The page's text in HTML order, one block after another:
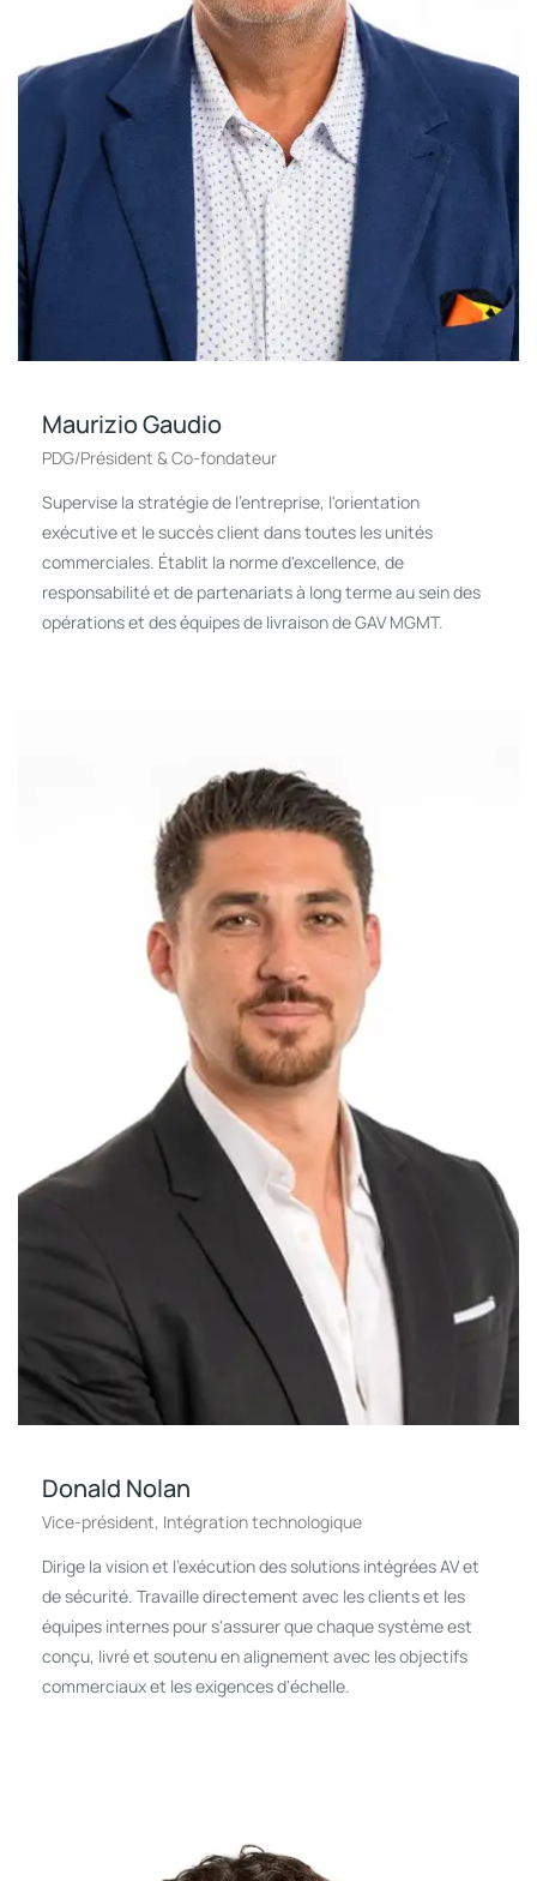
Maurizio Gaudio
PDG/Président & Co-fondateur
Supervise la stratégie de l'entreprise, l'orientation
exécutive et le succès client dans toutes les unités
commerciales. Établit la norme d'excellence, de
responsabilité et de partenariats à long terme au sein des
opérations et des équipes de livraison de GAV MGMT.
Donald Nolan
Vice-président, Intégration technologique
Dirige la vision et l'exécution des solutions intégrées AV et
de sécurité. Travaille directement avec les clients et les
équipes internes pour s'assurer que chaque système est
conçu, livré et soutenu en alignement avec les objectifs
commerciaux et les exigences d'échelle.